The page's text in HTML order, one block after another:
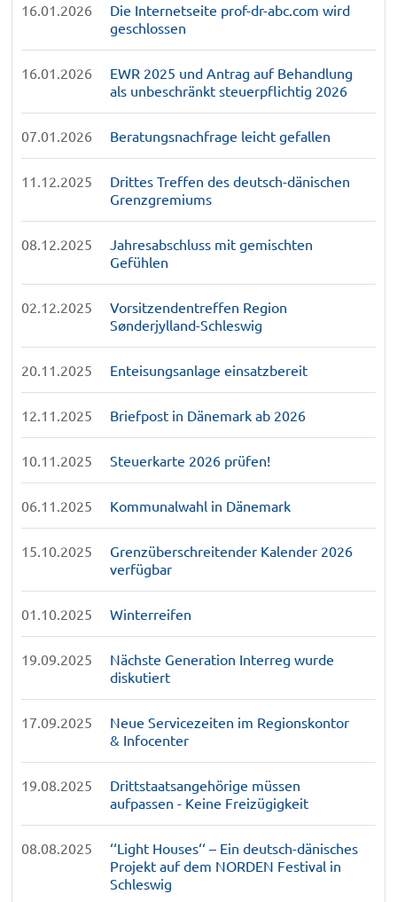
16.01.2026
Die Internetseite prof-dr-abc.com wird
geschlossen
16.01.2026
EWR 2025 und Antrag auf Behandlung
als unbeschränkt steuerpflichtig 2026
07.01.2026 Beratungsnachfrage leicht gefallen
11.12.2025
Drittes Treffen des deutsch-dänischen
Grenzgremiums
08.12.2025
Jahresabschluss mit gemischten
Gefühlen
02.12.2025
Vorsitzendentreffen Region
Sønderjylland-Schleswig
20.11.2025 Enteisungsanlage einsatzbereit
12.11.2025 Briefpost in Dänemark ab 2026
10.11.2025 Steuerkarte 2026 prüfen!
06.11.2025 Kommunalwahl in Dänemark
15.10.2025
Grenzüberschreitender Kalender 2026
verfügbar
01.10.2025 Winterreifen
19.09.2025
Nächste Generation Interreg wurde
diskutiert
17.09.2025
Neue Servicezeiten im Regionskontor
& Infocenter
19.08.2025
Drittstaatsangehörige müssen
aufpassen - Keine Freizügigkeit
08.08.2025
‘‘Light Houses‘‘ – Ein deutsch-dänisches
Projekt auf dem NORDEN Festival in
Schleswig